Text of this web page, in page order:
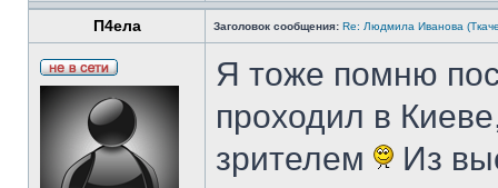
П4ела Заголовок сообщения: Re: Людмила Иванова
Я тоже помню
проходил в
зрителем
Из